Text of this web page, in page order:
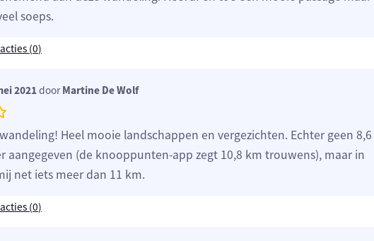
soeps.
(0)
2021doorMartine De Wolf
Heel mooie landschappen en vergezichten. Echter geen 8,6
aangegeven (de knooppunten-app zegt 10,8 km trouwens), maar in
net iets meer dan 11 km.
(0)